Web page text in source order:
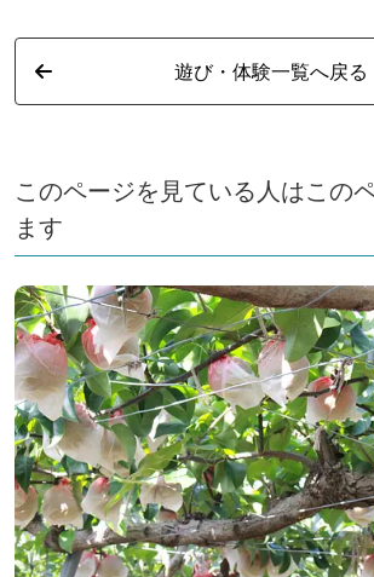
遊び・体験一覧へ戻る
このページを見ている人はこの
ます